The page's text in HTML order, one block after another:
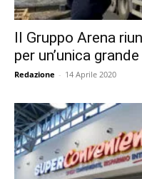
Il Gruppo Arena
per un’unica
Redazione - 14 Aprile 2020